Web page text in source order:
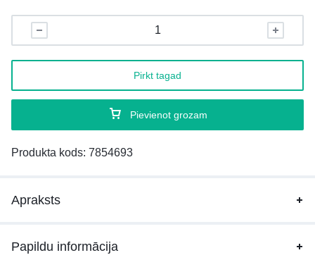
Pievienot grozam
Pirkt tagad
Produkta kods: 7854693
Apraksts
Papildu informācija